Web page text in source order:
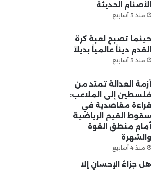
الأصنام الحديثة
منذ 3 أسابيع
حينما تصبح لعبة كرة
القدم ديناً عالمياً بديلاً
منذ 3 أسابيع
أزمة العدالة تمتد من
فلسطين إلى الملاعب:
قراءة مقاصدية في
سقوط القيم الرياضية
أمام منطق القوة
والشهرة
منذ 4 أسابيع
هل جزاءُ الإحسانِ إلا